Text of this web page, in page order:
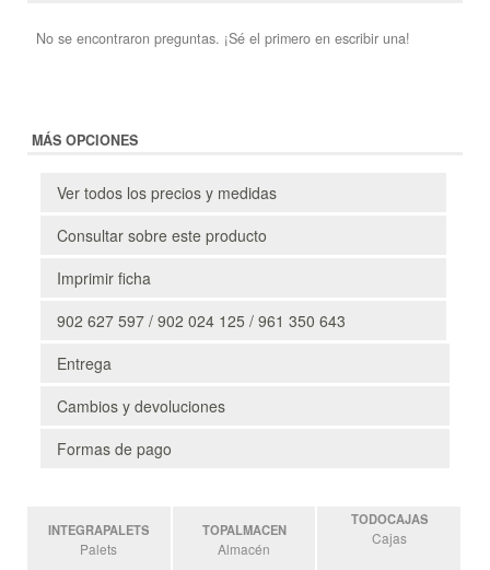
No se encontraron preguntas. ¡Sé el primero en escribir una!
MÁS OPCIONES
Ver todos los precios y medidas
Consultar sobre este producto
Imprimir ficha
902 627 597 / 902 024 125 / 961 350 643
Entrega
Cambios y devoluciones
Formas de pago
INTEGRAPALETS
Palets
TOPALMACEN
Almacén
TODOCAJAS
Cajas